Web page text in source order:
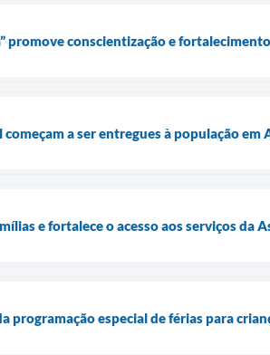
promove conscientização e
a ser entregues à população em
e fortalece o acesso aos serviços da
programação especial de férias para